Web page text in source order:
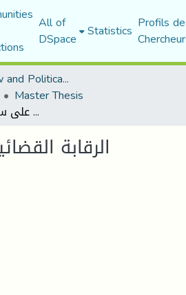
All of
DSpace Statistics Profils
Faculty of Law and Political Science
Master Thesis
الرقابة القضائية على سلطات الضبط(الإداري)
الرقابة